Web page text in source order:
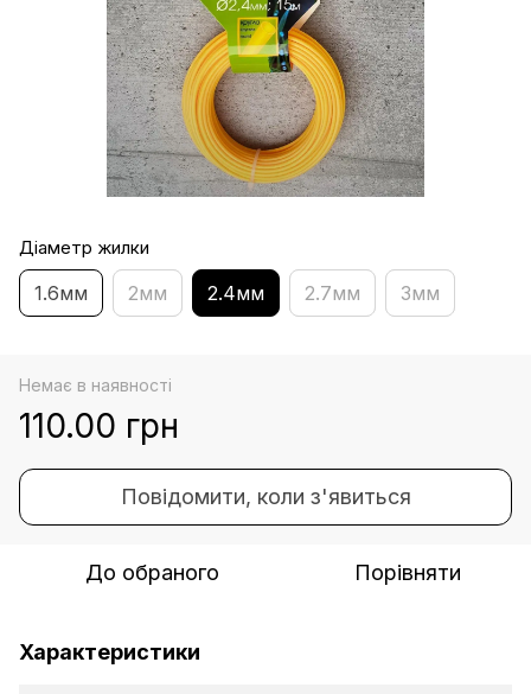
Діаметр жилки
1.6мм 2мм 2.4мм 2.7мм 3мм
Немає в наявності
110.00 грн
Повідомити, коли з'явиться
До обраного Порівняти
Характеристики